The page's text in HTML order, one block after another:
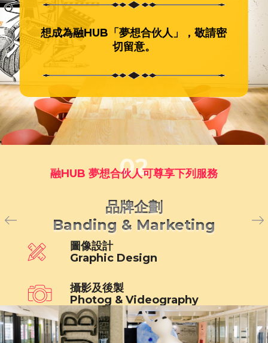
想成為融HUB「夢想合伙人」，敬請密
切留意。
02
融HUB 夢想合伙人可尊享下列服務
品牌企劃
Banding & Marketing
圖像設計
Graphic Design
攝影及後製
Photog & Videography
社交平台管理